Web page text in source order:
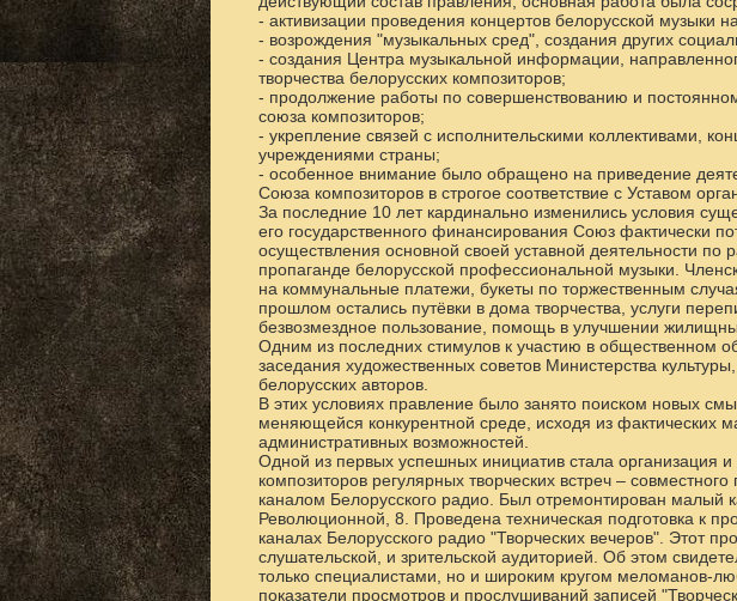
- активизации проведения концертов белорусской музыки
- возрождения "музыкальных сред", создания других
- создания Центра музыкальной информации,
творчества белорусских композиторов;
- продолжение работы по совершенствованию и
союза композиторов;
- укрепление связей с исполнительскими коллективами,
учреждениями страны;
- особенное внимание было обращено на приведение
Союза композиторов в строгое соответствие с Уставом
За последние 10 лет кардинально изменились условия
его государственного финансирования Союз фактически
осуществления основной своей уставной деятельности по
пропаганде белорусской профессиональной музыки.
на коммунальные платежи, букеты по торжественным
прошлом остались путёвки в дома творчества, услуги
безвозмездное пользование, помощь в улучшении
Одним из последних стимулов к участию в общественном
заседания художественных советов Министерства
белорусских авторов.
В этих условиях правление было занято поиском новых
меняющейся конкурентной среде, исходя из фактических
административных возможностей.
Одной из первых успешных инициатив стала организация
композиторов регулярных творческих встреч –
каналом Белорусского радио. Был отремонтирован малый
Революционной, 8. Проведена техническая подготовка к
каналах Белорусского радио "Творческих вечеров". Этот
слушательской, и зрительской аудиторией. Об этом
только специалистами, но и широким кругом меломанов-
показатели просмотров и прослушиваний записей